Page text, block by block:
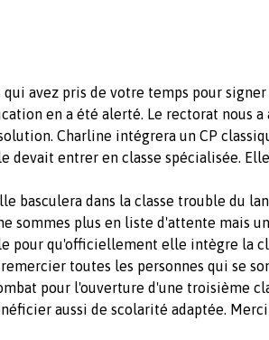
qui avez pris de votre temps pour
en a été alerté. Le rectorat nous
Charline intégrera un CP
devait entrer en classe spécialisée.
basculera dans la classe trouble du
sommes plus en liste d'attente mais
pour qu'officiellement elle intègre la
toutes les personnes qui se
pour l'ouverture d'une troisième
aussi de scolarité adaptée.